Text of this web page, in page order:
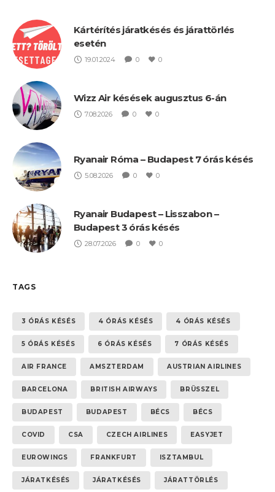
Kártérítés járatkésés és járattörlés
esetén
19.01.2024 0 0
Wizz Air késések augusztus 6-án
7.08.2026 0 0
Ryanair Róma – Budapest 7 órás késés
5.08.2026 0 0
Ryanair Budapest – Lisszabon –
Budapest 3 órás késés
28.07.2026 0 0
TAGS
3 ÓRÁS KÉSÉS 4 ÓRÁS KÉSÉS 4 ÓRÁS KÉSÉS
5 ÓRÁS KÉSÉS 6 ÓRÁS KÉSÉS 7 ÓRÁS KÉSÉS
AIR FRANCE AMSZTERDAM AUSTRIAN AIRLINES
BARCELONA BRITISH AIRWAYS BRÜSSZEL
BUDAPEST BUDAPEST BÉCS BÉCS
COVID CSA CZECH AIRLINES EASYJET
EUROWINGS FRANKFURT ISZTAMBUL
JÁRATKÉSÉS JÁRATKÉSÉS JÁRATTÖRLÉS